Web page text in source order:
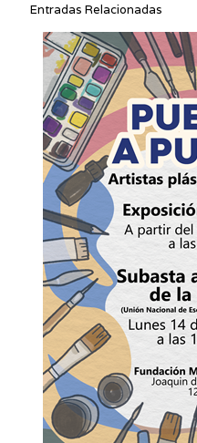
Entradas Relacionadas